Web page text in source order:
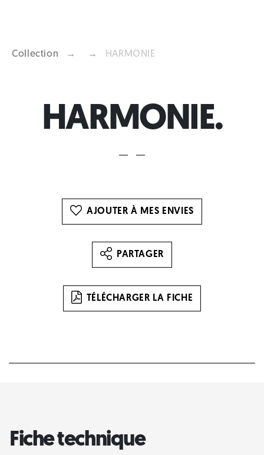
Collection → → HARMONIE
HARMONIE.
AJOUTER À MES ENVIES
PARTAGER
TÉLÉCHARGER LA FICHE
Fiche technique